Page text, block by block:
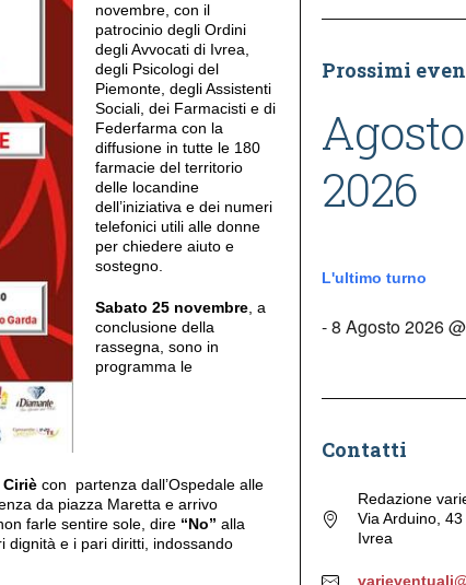
novembre, con il
patrocinio degli Ordini
degli Avvocati di Ivrea,
degli Psicologi del
Piemonte, degli Assistenti
Sociali, dei Farmacisti e di
Federfarma con la
diffusione in tutte le 180
farmacie del territorio
delle locandine
dell’iniziativa e dei numeri
telefonici utili alle donne
per chiedere aiuto e
sostegno.
Sabato 25 novembre , a
conclusione della
rassegna, sono in
programma le
Ciriè con partenza dall’Ospedale alle
da piazza Maretta e arrivo
non farle sentire sole, dire “No” alla
dignità e i pari diritti, indossando
Prossimi
Agosto
2026
L'ultimo turno
- 8 Agosto 2026
Contatti
Redazione
Via Arduino, 43
Ivrea